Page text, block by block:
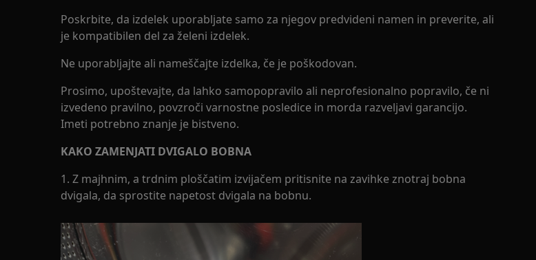
Poskrbite, da izdelek uporabljate samo za njegov predvideni namen in preverite, ali
je kompatibilen del za želeni izdelek.
Ne uporabljajte ali nameščajte izdelka, če je poškodovan.
Prosimo, upoštevajte, da lahko samopopravilo ali neprofesionalno popravilo, če ni
izvedeno pravilno, povzroči varnostne posledice in morda razveljavi garancijo.
Imeti potrebno znanje je bistveno.
KAKO ZAMENJATI DVIGALO BOBNA
1. Z majhnim, a trdnim ploščatim izvijačem pritisnite na zavihke znotraj bobna
dvigala, da sprostite napetost dvigala na bobnu.